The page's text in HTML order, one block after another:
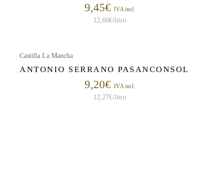
9,45€ IVA incl.
12,60€/litro
Castilla La Mancha
ANTONIO SERRANO PASANCONSOL
9,20€ IVA incl.
12,27€/litro